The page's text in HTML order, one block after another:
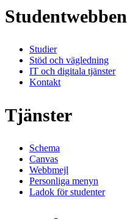
Studentwebben
Studier
Stöd och vägledning
IT och digitala tjänster
Kontakt
Tjänster
Schema
Canvas
Webbmejl
Personliga menyn
Ladok för studenter